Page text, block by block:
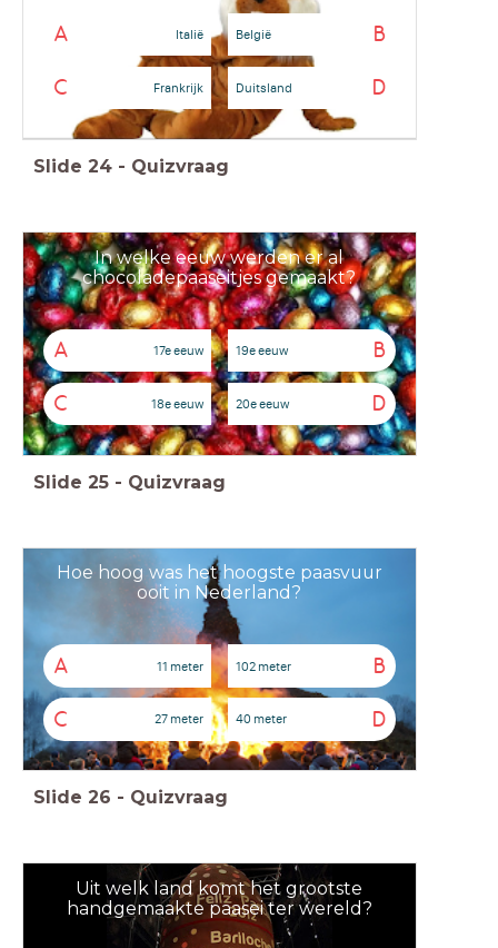
A Italië B
België
C Frankrijk D
Duitsland
Slide 24 - Quizvraag
In welke eeuw werden er al
chocoladepaaseitjes gemaakt?
A 17e eeuw B
19e eeuw
C 18e eeuw D
20e eeuw
Slide 25 - Quizvraag
Hoe hoog was het hoogste paasvuur
ooit in Nederland?
A 11 meter B
102 meter
C 27 meter D
40 meter
Slide 26 - Quizvraag
Uit welk land komt het grootste
handgemaakte paasei ter wereld?